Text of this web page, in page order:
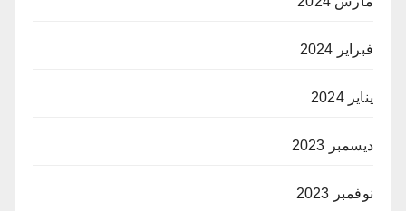
فبراير 2024
يناير 2024
ديسمبر 2023
نوفمبر 2023